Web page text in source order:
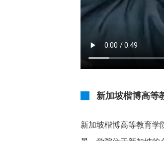
新加坡楷博高等
新加坡楷博高等教育学